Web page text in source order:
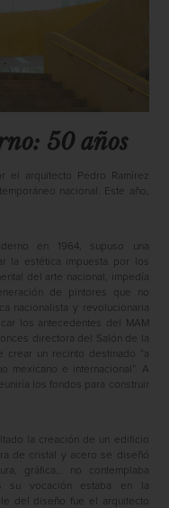
50 años
el arquitecto Pedro Ramírez
nacional. Este año,
en 1964, supuso una
la estética impuesta por los
del arte nacional, impedía
de pintores que no
nacionalista y revolucionaria
los antecedentes del MAM
directora del Salón de la
crear un recinto destinado “a
mexicano e internacional”. A
los fondos para construir
la creación de un edificio
de cristal y acero se diseñó
gráfica… no contemplaba
su vocación estaba en la
del diseño fue el arquitecto